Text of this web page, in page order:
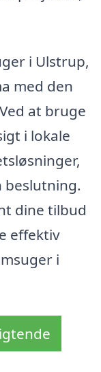
i Ulstrup,
med den
at bruge
i lokale
dine tilbud
effektiv
i